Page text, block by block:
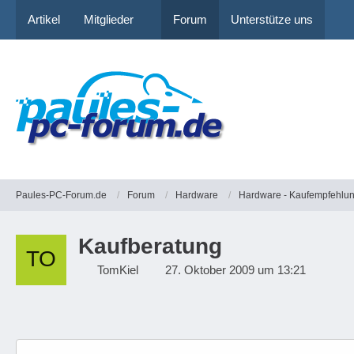
Artikel Mitglieder Forum Unterstütze uns
Paules-PC-Forum.de Forum Hardware Hardware -
Kaufberatung
TomKiel 27. Oktober 2009 um 13:21